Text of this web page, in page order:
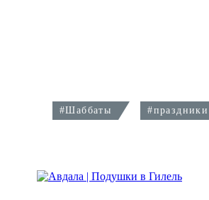
#Шаббаты #праздники